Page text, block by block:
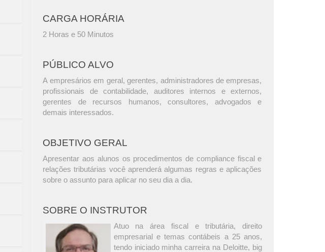
CARGA HORÁRIA
2 Horas e 50 Minutos
PÚBLICO ALVO
A empresários em geral, gerentes, administradores de empresas,
profissionais de contabilidade, auditores internos e externos,
gerentes de recursos humanos, consultores, advogados e
demais interessados.
OBJETIVO GERAL
Apresentar aos alunos os procedimentos de compliance fiscal e
relações tributárias você aprenderá algumas regras e aplicações
sobre o assunto para aplicar no seu dia a dia.
SOBRE O INSTRUTOR
Atuo na área fiscal e tributária, direito
empresarial e temas contábeis a 25 anos,
tendo iniciado minha carreira na Deloitte, big